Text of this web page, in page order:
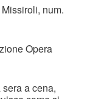
num.
Opera
a cena,